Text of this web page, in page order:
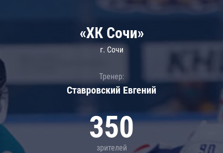
«ХК Сочи»
г. Сочи
Тренер:
Ставровский Евгений
350
зрителей